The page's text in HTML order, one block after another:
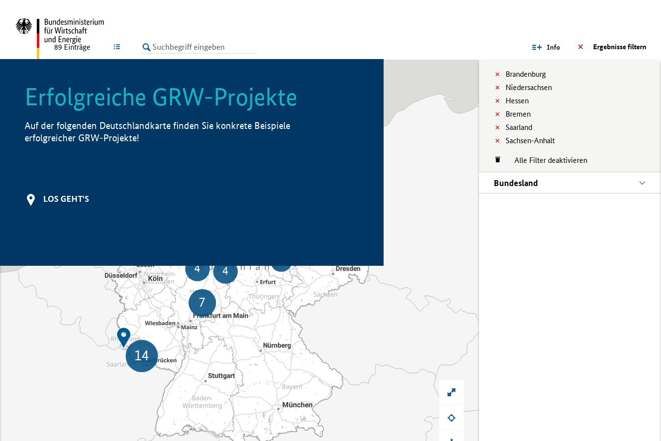
LISTE Ergebnisse filtern
Info
Brandenburg
Niedersachsen
Hessen
Bremen
Saarland
Sachsen-Anhalt
Alle Filter deaktivieren
Bundesland
89 Einträge
Erfolgreiche GRW-Projekte
Auf der folgenden Deutschlandkarte finden Sie konkrete Beispiele
erfolgreicher GRW-Projekte!
LOS GEHT'S